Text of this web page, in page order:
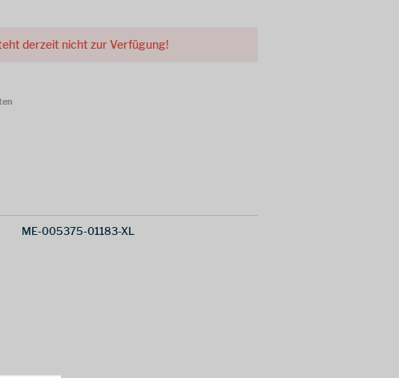
derzeit nicht zur Verfügung!
ME-005375-01183-XL